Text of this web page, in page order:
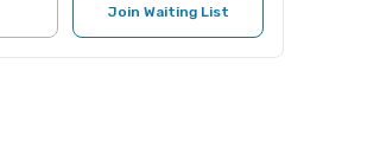
Join Waiting List